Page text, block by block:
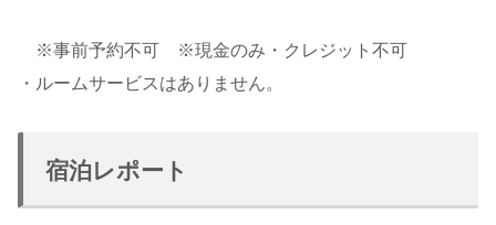
※事前予約不可 ※現金のみ・クレジット不可
・ルームサービスはありません。
宿泊レポート